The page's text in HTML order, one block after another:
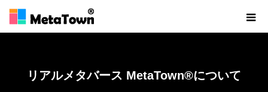
リアルメタバース MetaTown®について